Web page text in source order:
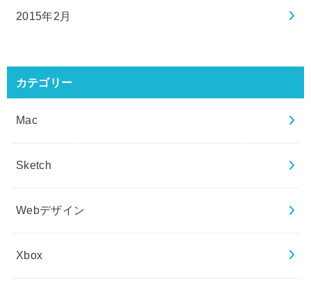
2015年2月
カテゴリー
Mac
Sketch
Webデザイン
Xbox